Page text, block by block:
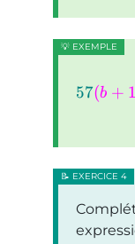
57(b + 1